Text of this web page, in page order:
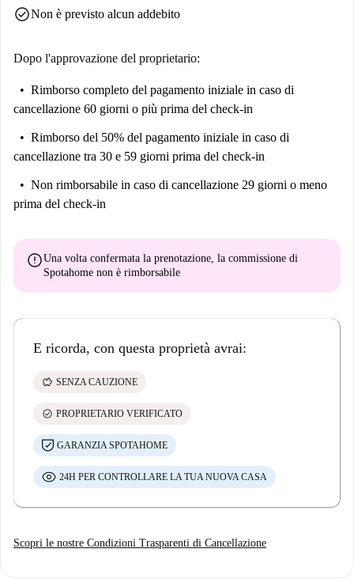
check_circleNon è previsto alcun addebito
Dopo l'approvazione del proprietario:
Rimborso completo del pagamento iniziale in caso di
cancellazione 60 giorni o più prima del check-in
Rimborso del 50% del pagamento iniziale in caso di
cancellazione tra 30 e 59 giorni prima del check-in
Non rimborsabile in caso di cancellazione 29 giorni o meno
prima del check-in
errorUna volta confermata la prenotazione, la commissione di
Spotahome non è rimborsabile
E ricorda, con questa proprietà avrai:
savings SENZA CAUZIONE
check_circle PROPRIETARIO VERIFICATO
GARANZIA SPOTAHOME
24H PER CONTROLLARE LA TUA NUOVA CASA
Scopri le nostre Condizioni Trasparenti di Cancellazione